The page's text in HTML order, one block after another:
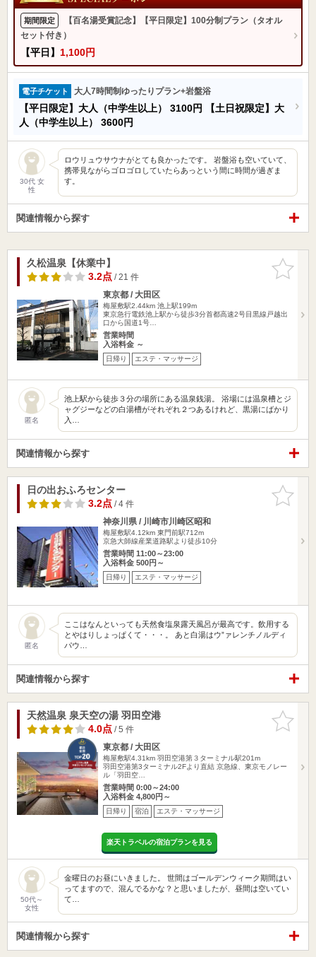
期間限定
【百名湯受賞記念】【平日限定】100分制プラン（タオル
セット付き）
【平日】 1,100円
電子チケット 大人7時間制ゆったりプラン+岩盤浴
【平日限定】大人（中学生以上） 3100円
【土日祝限定】大
人（中学生以上） 3600円
30代 女
性
ロウリュウサウナがとても良かったです。 岩盤浴も空いていて、
携帯見ながらゴロゴロしていたらあっという間に時間が過ぎま
す。
関連情報から探す
お気に入
りに追加
久松温泉【休業中】
3.2点/ 21 件
東京都 / 大田区
梅屋敷駅2.44km 池上駅199m
東京急行電鉄池上駅から徒歩3分首都高速2号目黒線戸越出
口から国道1号…
営業時間
入浴料金 ～
日帰り エステ・マッサージ
匿名
池上駅から徒歩３分の場所にある温泉銭湯。 浴場には温泉槽とジ
ャグジーなどの白湯槽がそれぞれ２つあるけれど、黒湯にばかり
入…
関連情報から探す
お気に入
りに追加
日の出おふろセンター
3.2点/ 4 件
神奈川県 / 川崎市川崎区昭和
梅屋敷駅4.12km 東門前駅712m
京急大師線産業道路駅より徒歩10分
営業時間 11:00～23:00
入浴料金 500円～
日帰り エステ・マッサージ
匿名
ここはなんといっても天然食塩泉露天風呂が最高です。飲用する
とやはりしょっぱくて・・・。 あと白湯はウ”ァレンチノルディ
パウ…
関連情報から探す
お気に入
りに追加
天然温泉 泉天空の湯 羽田空港
4.0点/ 5 件
東京都 / 大田区
梅屋敷駅4.31km 羽田空港第３ターミナル駅201m
羽田空港第3ターミナル2Fより直結 京急線、東京モノレー
ル「羽田空…
営業時間 0:00～24:00
入浴料金 4,800円～
日帰り 宿泊 エステ・マッサージ
楽天トラベルの宿泊プランを見る
50代～
女性
金曜日のお昼にいきました。 世間はゴールデンウィーク期間はい
ってますので、混んでるかな？と思いましたが、昼間は空いてい
て…
関連情報から探す